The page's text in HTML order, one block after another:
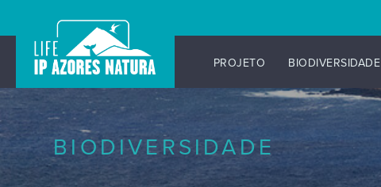
to
content
PROJETO BIODIVERSIDADE
BIODIVERSIDADE